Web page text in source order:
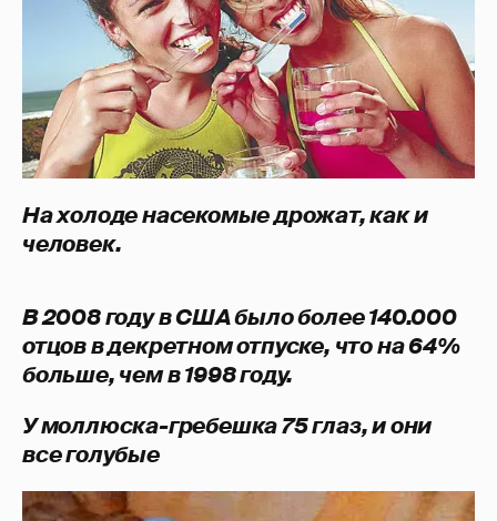
На холоде насекомые дрожат, как и
человек.
В 2008 году в США было более 140.000
отцов в декретном отпуске, что на 64%
больше, чем в 1998 году.
У моллюска-гребешка 75 глаз, и они
все голубые